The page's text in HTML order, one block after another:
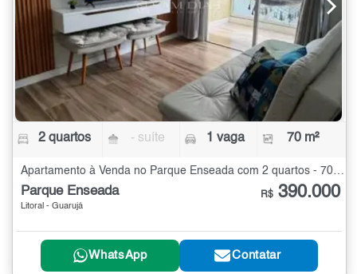
2 quartos - suíte 1 vaga 70 m²
Parque Enseada
Litoral - Guarujá
R$ 390.000
WhatsApp Contatar